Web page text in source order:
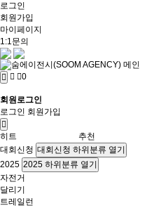
로그인
회원가입
마이페이지
1:1문의
0
회원로그인
로그인 회원가입
히트 추천
대회신청 대회신청 하위분류 열기
2025 2025 하위분류 열기
자전거
달리기
트레일런